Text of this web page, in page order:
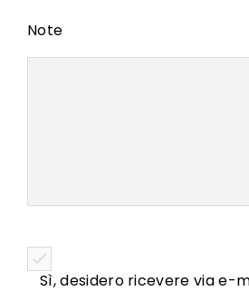
Note
Sì, desidero ricevere via e-